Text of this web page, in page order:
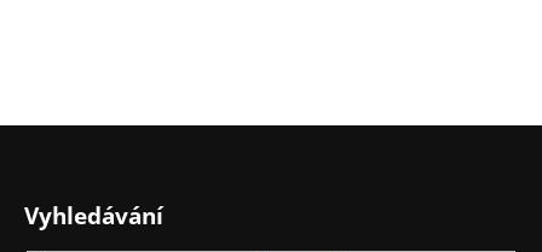
Vyhledávání